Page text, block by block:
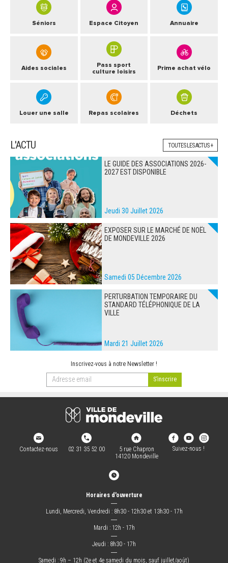
Séniors Espace Citoyen Annuaire
Aides sociales
Pass sport
culture loisirs
Prime achat vélo
Louer une salle Repas scolaires Déchets
L'ACTU TOUTES LES ACTUS +
LE GUIDE DES ASSOCIATIONS 2026-
2027 EST DISPONIBLE
Jeudi 30 Juillet 2026
EXPOSER SUR LE MARCHÉ DE NOËL
DE MONDEVILLE 2026
Samedi 05 Décembre 2026
PERTURBATION TEMPORAIRE DU
STANDARD TÉLÉPHONIQUE DE LA
VILLE
Mardi 21 Juillet 2026
Inscrivez-vous à notre Newsletter !
Contactez-nous 02 31 35 52 00
5 rue Chapron
14120 Mondeville
Suivez-nous !
Horaires d'ouverture
―
Lundi, Mercredi, Vendredi : 8h30 - 12h30 et 13h30 - 17h
―
Mardi : 12h - 17h
―
Jeudi : 8h30 - 17h
―
Samedi : 9h – 12h (2e et 4e samedi du mois, sauf juillet/août)